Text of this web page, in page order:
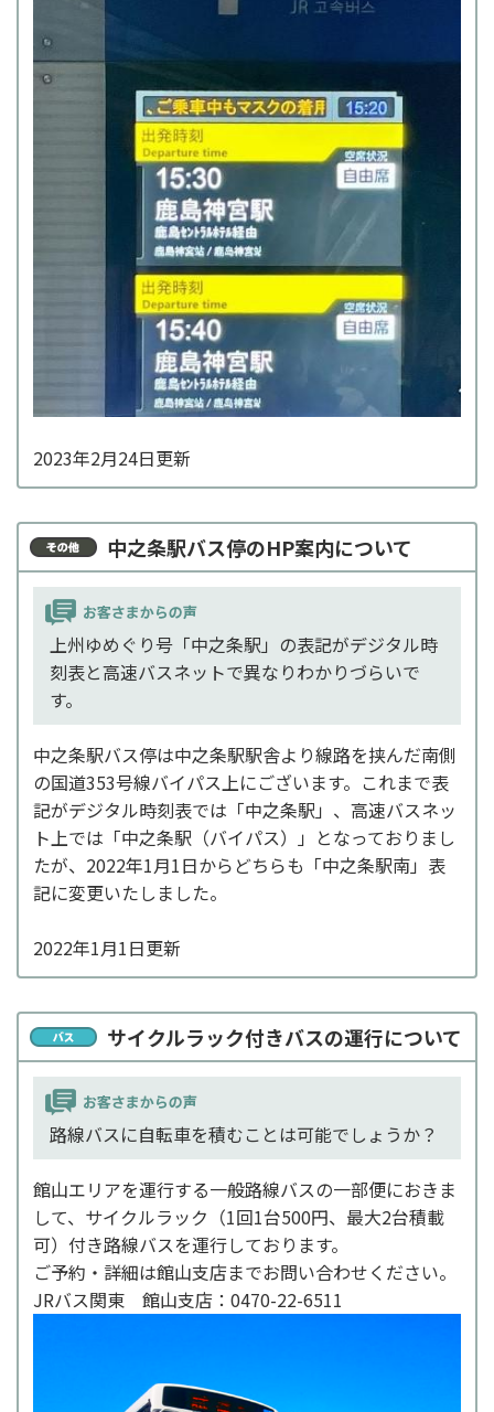
2023年2月24日更新
中之条駅バス停のHP案内について
上州ゆめぐり号「中之条駅」の表記がデジタル時
刻表と高速バスネットで異なりわかりづらいで
す。
中之条駅バス停は中之条駅駅舎より線路を挟んだ南側
の国道353号線バイパス上にございます。これまで表
記がデジタル時刻表では「中之条駅」、高速バスネッ
ト上では「中之条駅（バイパス）」となっておりまし
たが、2022年1月1日からどちらも「中之条駅南」表
記に変更いたしました。
2022年1月1日更新
サイクルラック付きバスの運行について
路線バスに自転車を積むことは可能でしょうか？
館山エリアを運行する一般路線バスの一部便におきま
して、サイクルラック（1回1台500円、最大2台積載
可）付き路線バスを運行しております。
ご予約・詳細は館山支店までお問い合わせください。
JRバス関東 館山支店：0470-22-6511